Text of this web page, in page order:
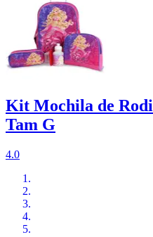
Kit Mochila de
Tam G
4.0